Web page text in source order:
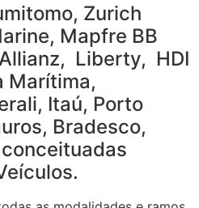
Zurich
Mapfre BB
Liberty, HDI
Marítima,
Itaú, Porto
Bradesco,